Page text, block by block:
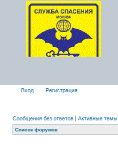
Вход Регистрация
Сообщения без ответов | Активные темы
Список форумов